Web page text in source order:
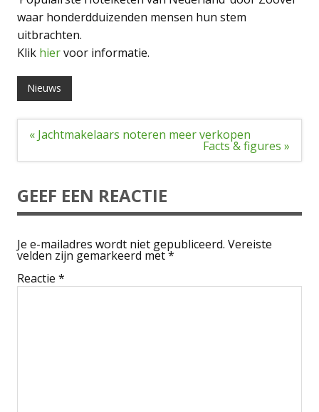
waar honderdduizenden mensen hun stem
uitbrachten.
Klik hiervoor informatie.
Nieuws
Bericht
navigatie
« Jachtmakelaars noteren meer verkopen
Facts & figures »
GEEF EEN REACTIE
Je e-mailadres wordt niet gepubliceerd. Vereiste
velden zijn gemarkeerd met*
Reactie *